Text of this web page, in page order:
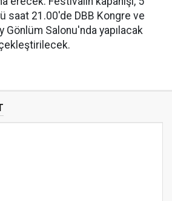
saat 21.00'de DBB Kongre ve
Gönlüm Salonu'nda yapılacak